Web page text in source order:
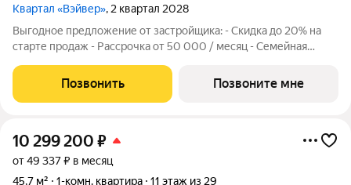
Квартал «Вэйвер», 2 квартал 2028
Выгодное предложение от застройщика: - Скидка до 20% на
старте продаж - Рассрочка от 50 000 / месяц - Семейная
1-комнатной квартиры в Жилом квартале Вэйвер от
Девелоперской компании Люди,
Позвонить Позвоните мне
10 299 200 ₽
от 49 337 ₽ в месяц
45,7 м²
1-комн. квартира 11 этаж из 29